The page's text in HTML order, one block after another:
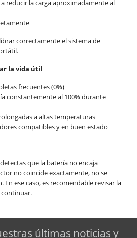
reducir la carga aproximadamente al
correctamente el sistema de
la vida útil
frecuentes (0%)
constantemente al 100% durante
a altas temperaturas
compatibles y en buen estado
que la batería no encaja
no coincide exactamente, no se
En ese caso, es recomendable revisar la
continuar.
últimas noticias y